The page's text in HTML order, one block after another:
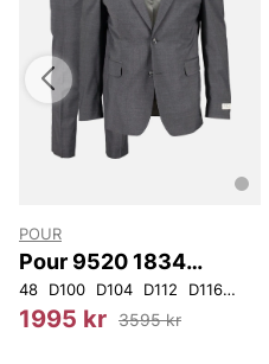
POUR
Pour 9520 1834
Kostym
48 D100 D104 D112 D116 46
1995 kr 3595 kr